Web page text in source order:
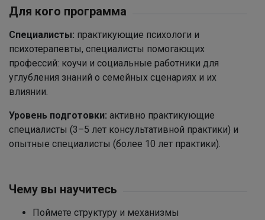
Для кого программа
Специалисты: практикующие психологи и
психотерапевты, специалисты помогающих
профессий: коучи и социальные работники для
углубления знаний о семейных сценариях и их
влиянии.
Уровень подготовки: активно практикующие
специалисты (3–5 лет консультативной практики) и
опытные специалисты (более 10 лет практики).
Чему вы научитесь
Поймете структуру и механизмы